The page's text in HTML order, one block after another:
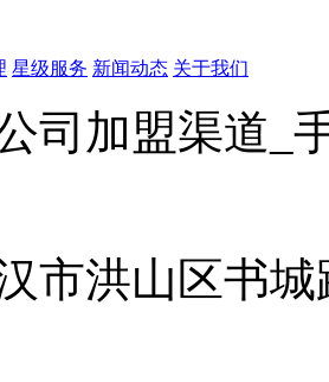
星级服务 新闻动态 关于我们
司加盟渠道_
市洪山区书